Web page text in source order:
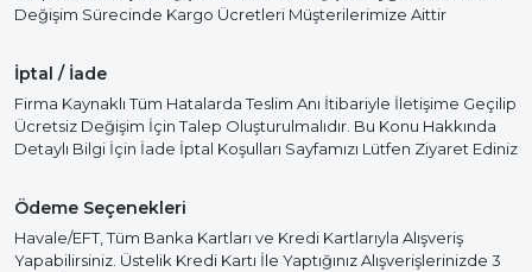
Değişim Sürecinde Kargo Ücretleri Müşterilerimize Aittir
İptal / İade
Firma Kaynaklı Tüm Hatalarda Teslim Anı İtibariyle İletişime Geçilip
Ücretsiz Değişim İçin Talep Oluşturulmalıdır. Bu Konu Hakkında
Detaylı Bilgi İçin İade İptal Koşulları Sayfamızı Lütfen Ziyaret Ediniz
Ödeme Seçenekleri
Havale/EFT, Tüm Banka Kartları ve Kredi Kartlarıyla Alışveriş
Yapabilirsiniz. Üstelik Kredi Kartı İle Yaptığınız Alışverişlerinizde 3